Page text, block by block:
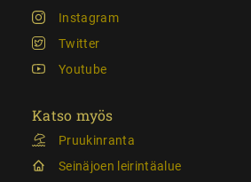
Instagram
Twitter
Youtube
Katso myös
Pruukinranta
Seinäjoen leirintäalue